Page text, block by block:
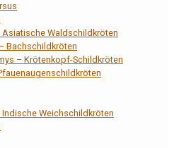
Waldschildkröten
Bachschildkröten
– Krötenkopf-Schildkröten
Weichschildkröten